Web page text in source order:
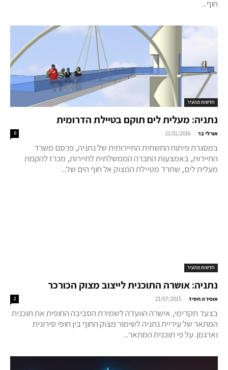
חוף...
חדשות מהעיר
נתניה: מעלית לים תוקם בטיילת הדרומית
אורלי בר -
21/01/2016
0
במסגרת פיתוח התשתית התיירותית של נתניה, פרסם משרד
התיירות, באמצעות החברה הממשלתית לתיירות, מכרז להקמת
מעלית לים, שתרד מטיילת המצוק אל חוף הים של...
חדשות מהעיר
נתניה: אושרה התוכנית לייצוב מצוק הכורכר
אופירה חסיד -
21/07/2015
2
בצעד תקדימי, אישרה הוועדה לשמירת הסביבה החופית את תוכנית
המתאר של עיריית נתניה לשימור מצוק החוף בין חופי סירונית
וארגמן. על פי תוכנית המתאר...